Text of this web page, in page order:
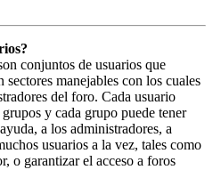
conjuntos de usuarios que
manejables con los cuales
del foro. Cada usuario
y cada grupo puede tener
a los administradores, a
usuarios a la vez, tales como
o garantizar el acceso a foros